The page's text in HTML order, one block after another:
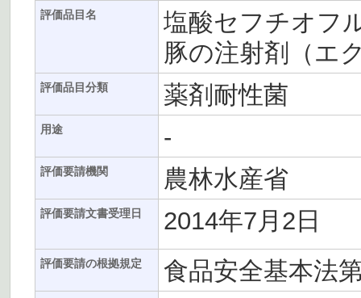
評価品目名
塩酸セフチオフ
豚の注射剤（エ
評価品目分類 薬剤耐性菌
用途 -
評価要請機関 農林水産省
評価要請文書受理日 2014年7月2日
評価要請の根拠規定 食品安全基本法